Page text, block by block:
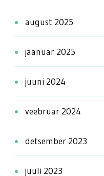
august 2025
jaanuar 2025
juuni 2024
veebruar 2024
detsember 2023
juuli 2023